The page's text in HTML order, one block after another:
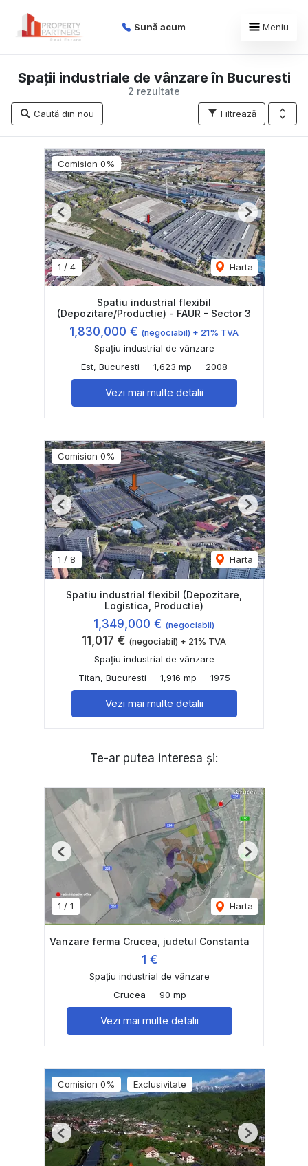
Sună acum Meniu
2 rezultate
Spații industriale de vânzare în Bucuresti
Filtrează
Caută din nou
Comision 0%
1 / 4 Harta
Previous Next
Spatiu industrial flexibil
(Depozitare/Productie) - FAUR - Sector 3
1,830,000 € (negociabil) + 21% TVA
Spațiu industrial de vânzare
Est, Bucuresti
1,623 mp 2008
Vezi mai multe detalii
Comision 0%
1 / 8 Harta
Previous Next
Spatiu industrial flexibil (Depozitare,
Logistica, Productie)
1,349,000 € (negociabil)
11,017 € (negociabil) + 21% TVA
Spațiu industrial de vânzare
Titan, Bucuresti
1,916 mp 1975
Vezi mai multe detalii
Te-ar putea interesa și:
1 / 1 Harta
Previous Next
Vanzare ferma Crucea, judetul Constanta
1 €
Spațiu industrial de vânzare
Crucea
90 mp
Vezi mai multe detalii
Comision 0% Exclusivitate
Previous Next